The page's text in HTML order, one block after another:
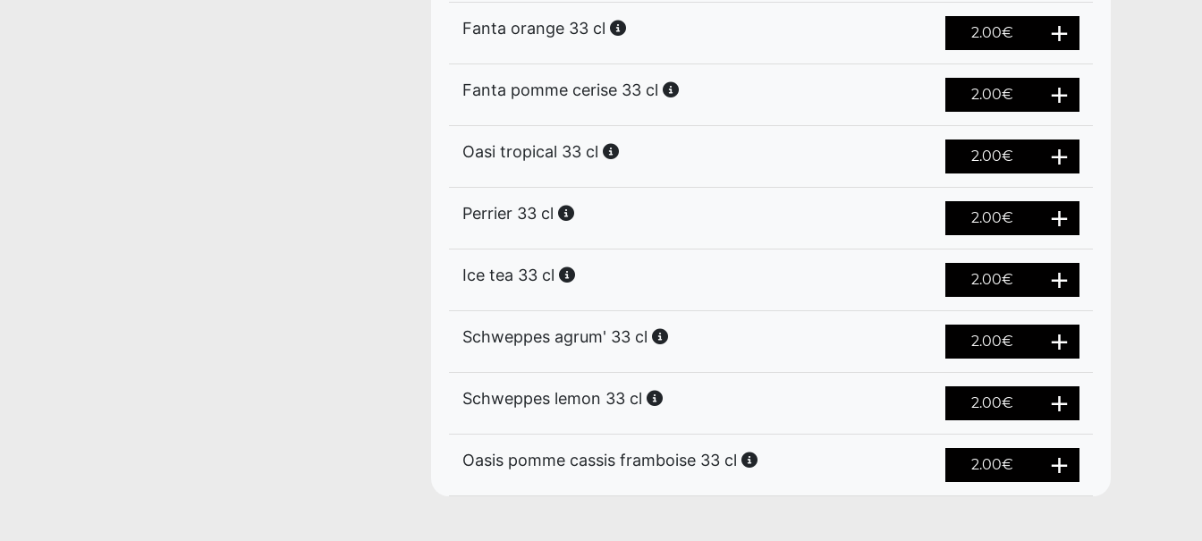
Fanta orange 33 cl 2.00€
Fanta pomme cerise 33 cl 2.00€
Oasi tropical 33 cl 2.00€
Perrier 33 cl 2.00€
Ice tea 33 cl 2.00€
Schweppes agrum' 33 cl 2.00€
Schweppes lemon 33 cl 2.00€
Oasis pomme cassis framboise 33 cl 2.00€